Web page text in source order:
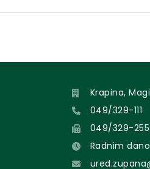
Krapina,
049/329-111
049/329-255
Radnim